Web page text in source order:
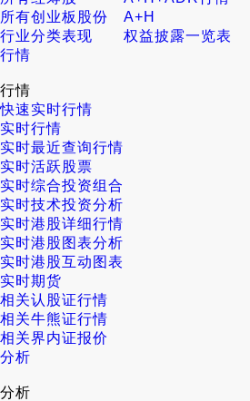
所有创业板股份
A+H
行业分类表现
权益披露一览表
行情
行情
快速实时行情
实时行情
实时最近查询行情
实时活跃股票
实时综合投资组合
实时技术投资分析
实时港股详细行情
实时港股图表分析
实时港股互动图表
实时期货
相关认股证行情
相关牛熊证行情
相关界内证报价
分析
分析